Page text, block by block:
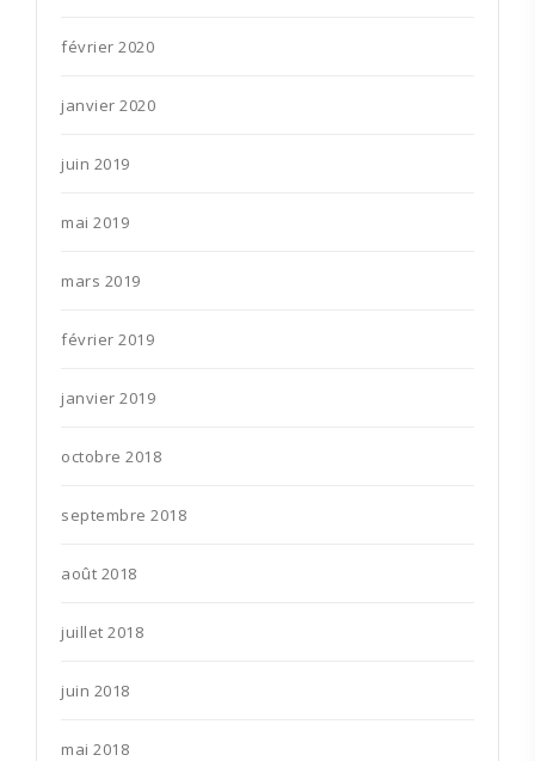
février 2020
janvier 2020
juin 2019
mai 2019
mars 2019
février 2019
janvier 2019
octobre 2018
septembre 2018
août 2018
juillet 2018
juin 2018
mai 2018